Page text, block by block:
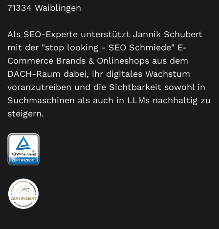
71334 Waiblingen
Als SEO-Experte unterstützt Jannik Schubert
mit der "stop looking - SEO Schmiede" E-
Commerce Brands & Onlineshops aus dem
DACH-Raum dabei, ihr digitales Wachstum
voranzutreiben und die Sichtbarkeit sowohl in
Suchmaschinen als auch in LLMs nachhaltig zu
steigern.